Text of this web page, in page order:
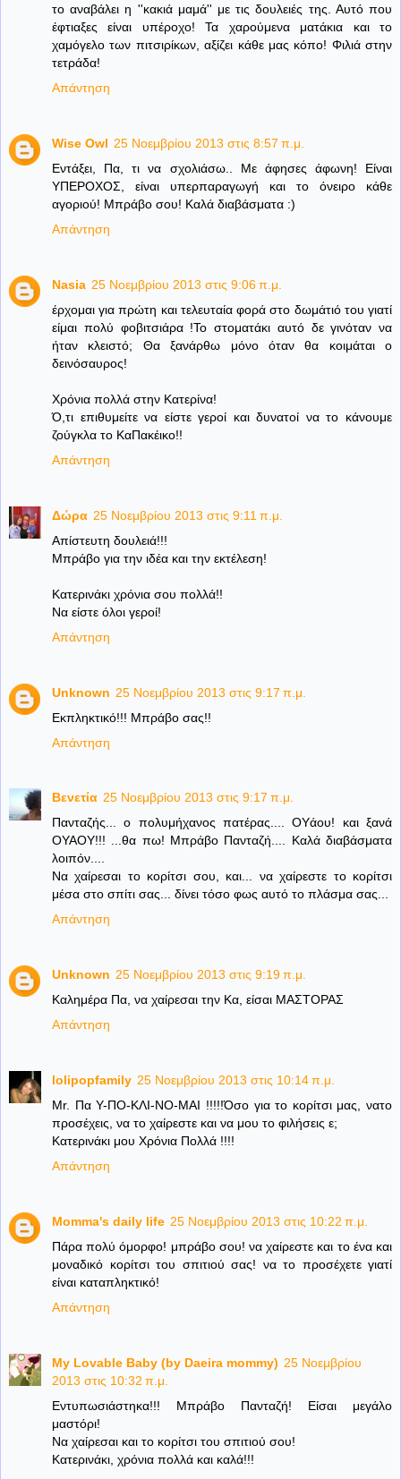
το αναβάλει η ''κακιά μαμά'' με τις δουλειές της. Αυτό που
έφτιαξες είναι υπέροχο! Τα χαρούμενα ματάκια και το
χαμόγελο των πιτσιρίκων, αξίζει κάθε μας κόπο! Φιλιά στην
τετράδα!
Απάντηση
Wise Owl 25 Νοεμβρίου 2013 στις 8:57 π.μ.
Εντάξει, Πα, τι να σχολιάσω.. Με άφησες άφωνη! Είναι
ΥΠΕΡΟΧΟΣ, είναι υπερπαραγωγή και το όνειρο κάθε
αγοριού! Μπράβο σου! Καλά διαβάσματα :)
Απάντηση
Nasia 25 Νοεμβρίου 2013 στις 9:06 π.μ.
έρχομαι για πρώτη και τελευταία φορά στο δωμάτιό του γιατί
είμαι πολύ φοβιτσιάρα !Το στοματάκι αυτό δε γινόταν να
ήταν κλειστό; Θα ξανάρθω μόνο όταν θα κοιμάται ο
δεινόσαυρος!
Χρόνια πολλά στην Κατερίνα!
Ό,τι επιθυμείτε να είστε γεροί και δυνατοί να το κάνουμε
ζούγκλα το ΚαΠακέικο!!
Απάντηση
Δώρα 25 Νοεμβρίου 2013 στις 9:11 π.μ.
Απίστευτη δουλειά!!!
Μπράβο για την ιδέα και την εκτέλεση!
Κατερινάκι χρόνια σου πολλά!!
Να είστε όλοι γεροί!
Απάντηση
Unknown 25 Νοεμβρίου 2013 στις 9:17 π.μ.
Εκπληκτικό!!! Μπράβο σας!!
Απάντηση
Βενετία 25 Νοεμβρίου 2013 στις 9:17 π.μ.
Πανταζής... ο πολυμήχανος πατέρας.... ΟΥάου! και ξανά
ΟΥΑΟΥ!!! ...θα πω! Μπράβο Πανταζή.... Καλά διαβάσματα
λοιπόν....
Να χαίρεσαι το κορίτσι σου, και... να χαίρεστε το κορίτσι
μέσα στο σπίτι σας... δίνει τόσο φως αυτό το πλάσμα σας...
Απάντηση
Unknown 25 Νοεμβρίου 2013 στις 9:19 π.μ.
Καλημέρα Πα, να χαίρεσαι την Κα, είσαι ΜΑΣΤΟΡΑΣ
Απάντηση
lolipopfamily 25 Νοεμβρίου 2013 στις 10:14 π.μ.
Mr. Πα Υ-ΠΟ-ΚΛΙ-ΝΟ-ΜΑΙ !!!!!Όσο για το κορίτσι μας, νατο
προσέχεις, να το χαίρεστε και να μου το φιλήσεις ε;
Κατερινάκι μου Χρόνια Πολλά !!!!
Απάντηση
Momma's daily life 25 Νοεμβρίου 2013 στις 10:22 π.μ.
Πάρα πολύ όμορφο! μπράβο σου! να χαίρεστε και το ένα και
μοναδικό κορίτσι του σπιτιού σας! να το προσέχετε γιατί
είναι καταπληκτικό!
Απάντηση
My Lovable Baby (by Daeira mommy) 25 Νοεμβρίου
2013 στις 10:32 π.μ.
Εντυπωσιάστηκα!!! Μπράβο Πανταζή! Είσαι μεγάλο
μαστόρι!
Να χαίρεσαι και το κορίτσι του σπιτιού σου!
Κατερινάκι, χρόνια πολλά και καλά!!!